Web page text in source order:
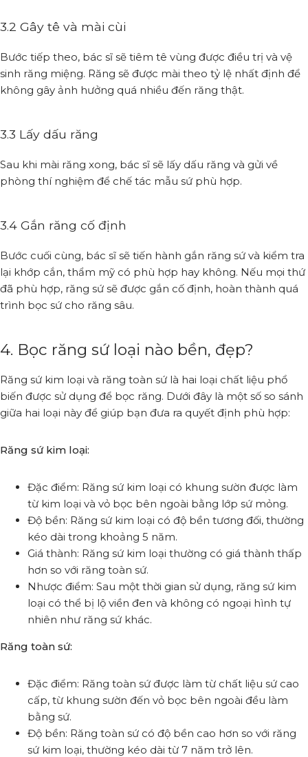
3.2 Gây tê và mài cùi
Bước tiếp theo, bác sĩ sẽ tiêm tê vùng được điều trị và vệ
sinh răng miệng. Răng sẽ được mài theo tỷ lệ nhất định để
không gây ảnh hưởng quá nhiều đến răng thật.
3.3 Lấy dấu răng
Sau khi mài răng xong, bác sĩ sẽ lấy dấu răng và gửi về
phòng thí nghiệm để chế tác mẫu sứ phù hợp.
3.4 Gắn răng cố định
Bước cuối cùng, bác sĩ sẽ tiến hành gắn răng sứ và kiểm tra
lại khớp cắn, thẩm mỹ có phù hợp hay không. Nếu mọi thứ
đã phù hợp, răng sứ sẽ được gắn cố định, hoàn thành quá
trình bọc sứ cho răng sâu.
4. Bọc răng sứ loại nào bền, đẹp?
Răng sứ kim loại và răng toàn sứ là hai loại chất liệu phổ
biến được sử dụng để bọc răng. Dưới đây là một số so sánh
giữa hai loại này để giúp bạn đưa ra quyết định phù hợp:
Răng sứ kim loại:
Đặc điểm: Răng sứ kim loại có khung sườn được làm
từ kim loại và vỏ bọc bên ngoài bằng lớp sứ mỏng.
Độ bền: Răng sứ kim loại có độ bền tương đối, thường
kéo dài trong khoảng 5 năm.
Giá thành: Răng sứ kim loại thường có giá thành thấp
hơn so với răng toàn sứ.
Nhược điểm: Sau một thời gian sử dụng, răng sứ kim
loại có thể bị lộ viền đen và không có ngoại hình tự
nhiên như răng sứ khác.
Răng toàn sứ:
Đặc điểm: Răng toàn sứ được làm từ chất liệu sứ cao
cấp, từ khung sườn đến vỏ bọc bên ngoài đều làm
bằng sứ.
Độ bền: Răng toàn sứ có độ bền cao hơn so với răng
sứ kim loại, thường kéo dài từ 7 năm trở lên.